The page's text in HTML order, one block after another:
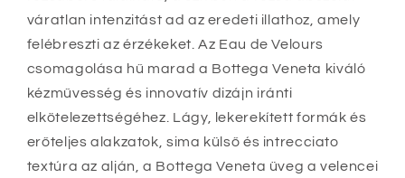
váratlan intenzitást ad az eredeti illathoz, amely
felébreszti az érzékeket. Az Eau de Velours
csomagolása hű marad a Bottega Veneta kiváló
kézművesség és innovatív dizájn iránti
elkötelezettségéhez. Lágy, lekerekített formák és
erőteljes alakzatok, sima külső és intrecciato
textúra az alján, a Bottega Veneta üveg a velencei